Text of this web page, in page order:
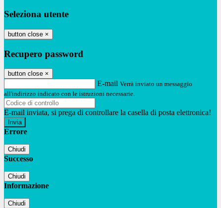
Seleziona utente
button close ×
Recupero password
button close ×
E-mail Verrà inviato un messaggio
all'indirizzo indicato con le istruzioni necessarie.
E-mail inviata, si prega di controllare la casella di posta elettronica!
Errore
Chiudi
Successo
Chiudi
Informazione
Chiudi